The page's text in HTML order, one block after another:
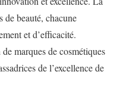
de beauté, chacune
et d’efficacité.
marques de cosmétiques
de l’excellence de